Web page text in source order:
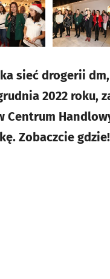
sieć drogerii
2022 roku,
Centrum
Zobaczcie gdzie!